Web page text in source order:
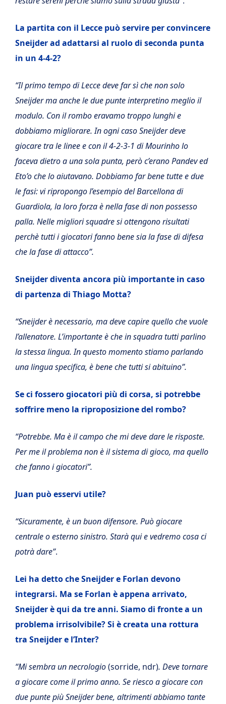
La partita con il Lecce può servire per convincere
Sneijder ad adattarsi al ruolo di seconda punta
in un 4-4-2?
“Il primo tempo di Lecce deve far sì che non solo
Sneijder ma anche le due punte interpretino meglio il
modulo. Con il rombo eravamo troppo lunghi e
dobbiamo migliorare. In ogni caso Sneijder deve
giocare tra le linee e con il 4-2-3-1 di Mourinho lo
faceva dietro a una sola punta, però c’erano Pandev ed
Eto’o che lo aiutavano. Dobbiamo far bene tutte e due
le fasi: vi ripropongo l’esempio del Barcellona di
Guardiola, la loro forza è nella fase di non possesso
palla. Nelle migliori squadre si ottengono risultati
perchè tutti i giocatori fanno bene sia la fase di difesa
che la fase di attacco”.
Sneijder diventa ancora più importante in caso
di partenza di Thiago Motta?
“Sneijder è necessario, ma deve capire quello che vuole
l’allenatore. L’importante è che in squadra tutti parlino
la stessa lingua. In questo momento stiamo parlando
una lingua specifica, è bene che tutti si abituino”.
Se ci fossero giocatori più di corsa, si potrebbe
soffrire meno la riproposizione del rombo?
“Potrebbe. Ma è il campo che mi deve dare le risposte.
Per me il problema non è il sistema di gioco, ma quello
che fanno i giocatori”.
Juan può esservi utile?
“Sicuramente, è un buon difensore. Può giocare
centrale o esterno sinistro. Starà qui e vedremo cosa ci
potrà dare”.
Lei ha detto che Sneijder e Forlan devono
integrarsi. Ma se Forlan è appena arrivato,
Sneijder è qui da tre anni. Siamo di fronte a un
problema irrisolvibile? Si è creata una rottura
tra Sneijder e l’Inter?
“Mi sembra un necrologio(sorride, ndr). Deve tornare
a giocare come il primo anno. Se riesco a giocare con
due punte più Sneijder bene, altrimenti abbiamo tante